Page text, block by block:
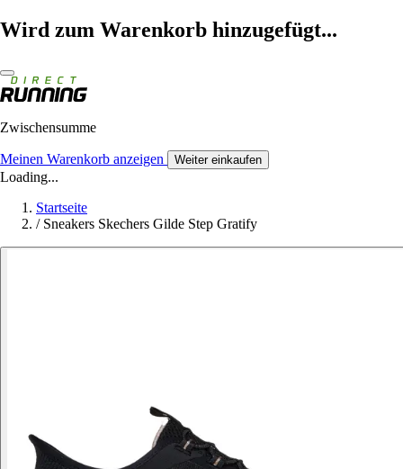
Wird zum Warenkorb hinzugefügt...
Zwischensumme
Meinen Warenkorb anzeigen Weiter einkaufen
Loading...
Startseite
/ Sneakers Skechers Gilde Step Gratify